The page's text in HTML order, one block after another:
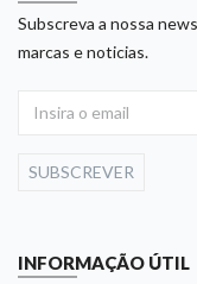
Subscreva a nossa
marcas e noticias.
SUBSCREVER
INFORMAÇÃO ÚTIL